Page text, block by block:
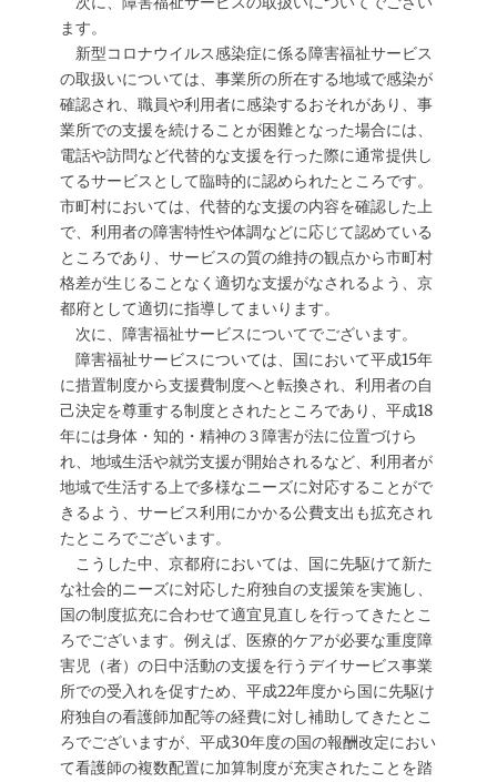
ます。
新型コロナウイルス感染症に係る障害福祉サービス
の取扱いについては、事業所の所在する地域で感染が
確認され、職員や利用者に感染するおそれがあり、事
業所での支援を続けることが困難となった場合には、
電話や訪問など代替的な支援を行った際に通常提供し
てるサービスとして臨時的に認められたところです。
市町村においては、代替的な支援の内容を確認した上
で、利用者の障害特性や体調などに応じて認めている
ところであり、サービスの質の維持の観点から市町村
格差が生じることなく適切な支援がなされるよう、京
都府として適切に指導してまいります。
次に、障害福祉サービスについてでございます。
障害福祉サービスについては、国において平成15年
に措置制度から支援費制度へと転換され、利用者の自
己決定を尊重する制度とされたところであり、平成18
年には身体・知的・精神の３障害が法に位置づけら
れ、地域生活や就労支援が開始されるなど、利用者が
地域で生活する上で多様なニーズに対応することがで
きるよう、サービス利用にかかる公費支出も拡充され
たところでございます。
こうした中、京都府においては、国に先駆けて新た
な社会的ニーズに対応した府独自の支援策を実施し、
国の制度拡充に合わせて適宜見直しを行ってきたとこ
ろでございます。例えば、医療的ケアが必要な重度障
害児（者）の日中活動の支援を行うデイサービス事業
所での受入れを促すため、平成22年度から国に先駆け
府独自の看護師加配等の経費に対し補助してきたとこ
ろでございますが、平成30年度の国の報酬改定におい
て看護師の複数配置に加算制度が充実されたことを踏